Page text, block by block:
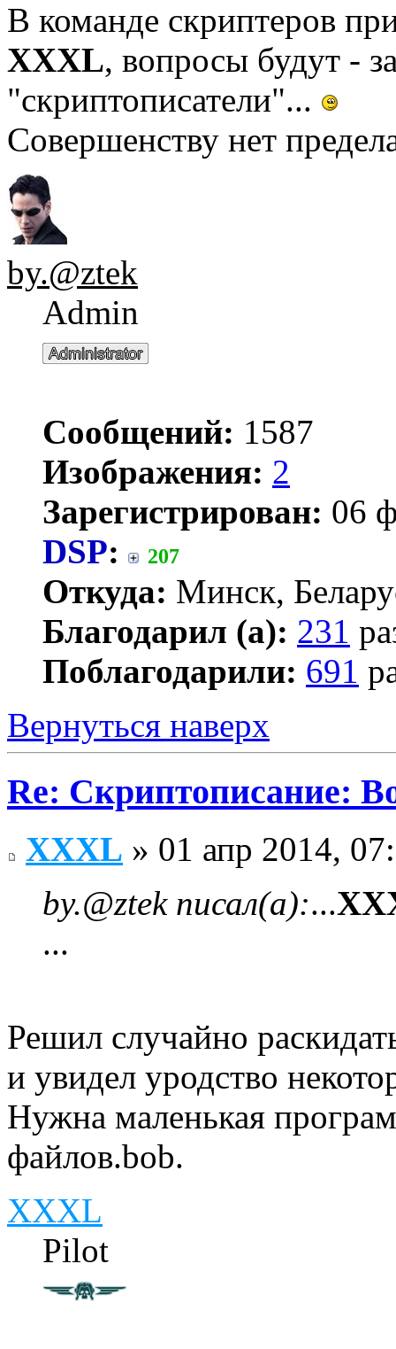
В команде скриптеров
XXXL, вопросы будут -
"скриптописатели"...
Совершенству нет
by.@ztek
Admin
Сообщений: 1587
Изображения: 2
Зарегистрирован: 06
DSP: 207
Откуда: Минск,
Благодарил (а): 231
Поблагодарили: 691
Вернуться наверх
Re: Скриптописание:
XXXL » 01 апр 2014,
by.@ztek писал(а):...
...
Решил случайно
и увидел уродство
Нужна маленькая
файлов.bob.
XXXL
Pilot